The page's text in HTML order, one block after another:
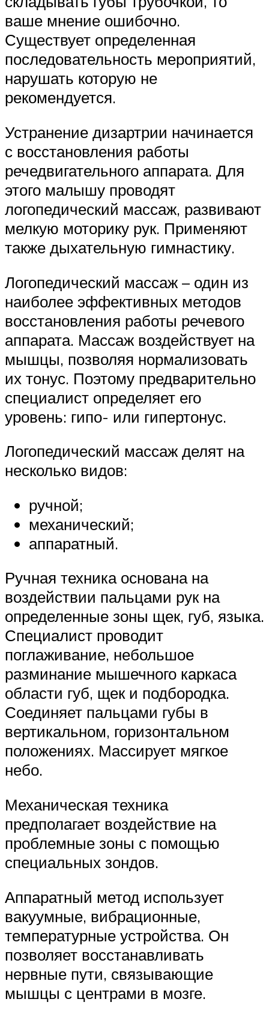
ваше мнение ошибочно.
Существует определенная
последовательность мероприятий,
нарушать которую не
рекомендуется.
Устранение дизартрии начинается
с восстановления работы
речедвигательного аппарата. Для
этого малышу проводят
логопедический массаж, развивают
мелкую моторику рук. Применяют
также дыхательную гимнастику.
Логопедический массаж – один из
наиболее эффективных методов
восстановления работы речевого
аппарата. Массаж воздействует на
мышцы, позволяя нормализовать
их тонус. Поэтому предварительно
специалист определяет его
уровень: гипо- или гипертонус.
Логопедический массаж делят на
несколько видов:
ручной;
механический;
аппаратный.
Ручная техника основана на
воздействии пальцами рук на
определенные зоны щек, губ, языка.
Специалист проводит
поглаживание, небольшое
разминание мышечного каркаса
области губ, щек и подбородка.
Соединяет пальцами губы в
вертикальном, горизонтальном
положениях. Массирует мягкое
небо.
Механическая техника
предполагает воздействие на
проблемные зоны с помощью
специальных зондов.
Аппаратный метод использует
вакуумные, вибрационные,
температурные устройства. Он
позволяет восстанавливать
нервные пути, связывающие
мышцы с центрами в мозге.